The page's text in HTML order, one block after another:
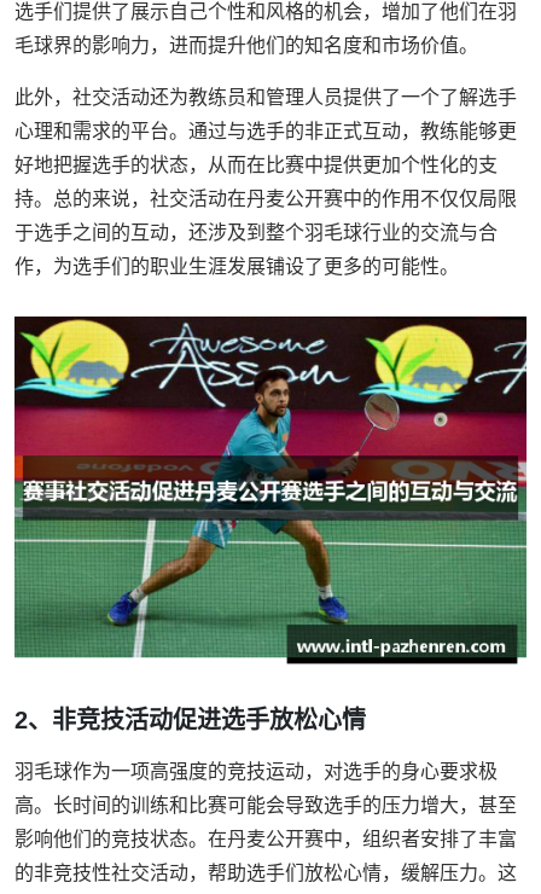
选手们提供了展示自己个性和风格的机会，增加了他们在羽
毛球界的影响力，进而提升他们的知名度和市场价值。
此外，社交活动还为教练员和管理人员提供了一个了解选手
心理和需求的平台。通过与选手的非正式互动，教练能够更
好地把握选手的状态，从而在比赛中提供更加个性化的支
持。总的来说，社交活动在丹麦公开赛中的作用不仅仅局限
于选手之间的互动，还涉及到整个羽毛球行业的交流与合
作，为选手们的职业生涯发展铺设了更多的可能性。
2、非竞技活动促进选手放松心情
羽毛球作为一项高强度的竞技运动，对选手的身心要求极
高。长时间的训练和比赛可能会导致选手的压力增大，甚至
影响他们的竞技状态。在丹麦公开赛中，组织者安排了丰富
的非竞技性社交活动，帮助选手们放松心情，缓解压力。这